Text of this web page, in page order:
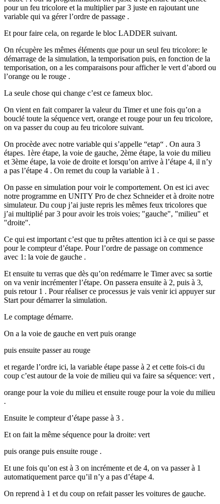
pour un feu tricolore et la multiplier par 3 juste en rajoutant une
variable qui va gérer l’ordre de passage .
Et pour faire cela, on regarde le bloc LADDER suivant.
On récupère les mêmes éléments que pour un seul feu tricolore: le
démarrage de la simulation, la temporisation puis, en fonction de la
temporisation, on a les comparaisons pour afficher le vert d’abord ou
l’orange ou le rouge .
La seule chose qui change c’est ce fameux bloc.
On vient en fait comparer la valeur du Timer et une fois qu’on a
bouclé toute la séquence vert, orange et rouge pour un feu tricolore,
on va passer du coup au feu tricolore suivant.
On procède avec notre variable qui s’appelle “etap“ . On aura 3
étapes. 1ère étape, la voie de gauche, 2ème étape, la voie du milieu
et 3ème étape, la voie de droite et lorsqu’on arrive à l’étape 4, il n’y
a pas l’étape 4 . On remet du coup la variable à 1 .
On passe en simulation pour voir le comportement. On est ici avec
notre programme en UNITY Pro de chez Schneider et à droite notre
simulateur. Du coup j’ai juste repris les mêmes feux tricolores que
j’ai multiplié par 3 pour avoir les trois voies; "gauche", "milieu" et
"droite".
Ce qui est important c’est que tu prêtes attention ici à ce qui se passe
pour le compteur d’étape. Pour l’ordre de passage on commence
avec 1: la voie de gauche .
Et ensuite tu verras que dès qu’on redémarre le Timer avec sa sortie
on va venir incrémenter l’étape. On passera ensuite à 2, puis à 3,
puis retour 1 . Pour réaliser ce processus je vais venir ici appuyer sur
Start pour démarrer la simulation.
Le comptage démarre.
On a la voie de gauche en vert puis orange
puis ensuite passer au rouge
et regarde l’ordre ici, la variable étape passe à 2 et cette fois-ci du
coup c’est autour de la voie de milieu qui va faire sa séquence: vert ,
orange pour la voie du milieu et ensuite rouge pour la voie du milieu
.
Ensuite le compteur d’étape passe à 3 .
Et on fait la même séquence pour la droite: vert
puis orange puis ensuite rouge .
Et une fois qu’on est à 3 on incrémente et de 4, on va passer à 1
automatiquement parce qu’il n’y a pas d’étape 4.
On reprend à 1 et du coup on refait passer les voitures de gauche.